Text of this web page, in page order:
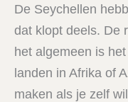
De Seychellen
dat klopt deels. De
het algemeen is
landen in Afrika of
maken als je zelf